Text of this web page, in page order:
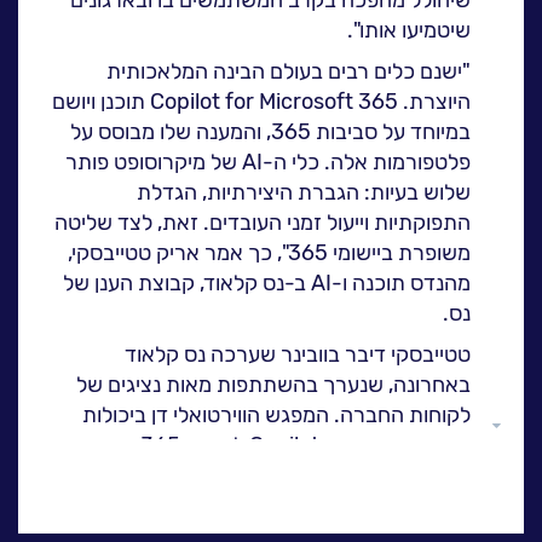
לעבוד בנס
אירועים וכנסים
פודקאסט
נס בכותרות
וובינרים מומלצים
דברו איתנו
שיטמיעו אותו".
"ישנם כלים רבים בעולם הבינה המלאכותית
היוצרת. Copilot for Microsoft 365 תוכנן ויושם
במיוחד על סביבות 365, והמענה שלו מבוסס על
פלטפורמות אלה. כלי ה-AI של מיקרוסופט פותר
שלוש בעיות: הגברת היצירתיות, הגדלת
התפוקתיות וייעול זמני העובדים. זאת, לצד שליטה
משופרת ביישומי 365", כך אמר אריק טטייבסקי,
מהנדס תוכנה ו-AI ב-נס קלאוד, קבוצת הענן של
נס.
טטייבסקי דיבר בוובינר שערכה נס קלאוד
באחרונה, שנערך בהשתתפות מאות נציגים של
לקוחות החברה. המפגש הווירטואלי דן ביכולות גלול